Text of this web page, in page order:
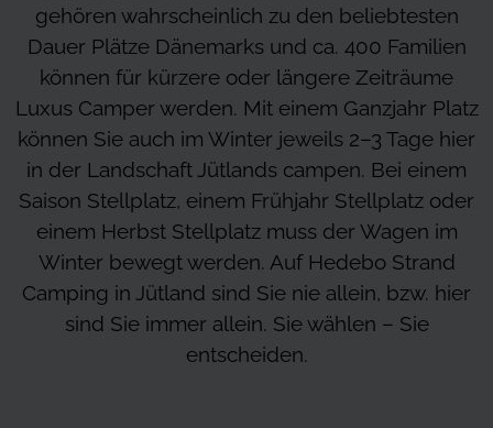
gehören wahrscheinlich zu den beliebtesten
Dauer Plätze Dänemarks und ca. 400 Familien
können für kürzere oder längere Zeiträume
Luxus Camper werden. Mit einem Ganzjahr Platz
können Sie auch im Winter jeweils 2–3 Tage hier
in der Landschaft Jütlands campen. Bei einem
Saison Stellplatz, einem Frühjahr Stellplatz oder
einem Herbst Stellplatz muss der Wagen im
Winter bewegt werden. Auf Hedebo Strand
Camping in Jütland sind Sie nie allein, bzw. hier
sind Sie immer allein. Sie wählen – Sie
entscheiden.